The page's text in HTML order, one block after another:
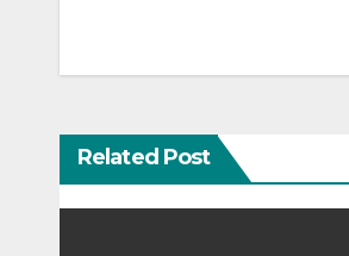
l’article
Related Post